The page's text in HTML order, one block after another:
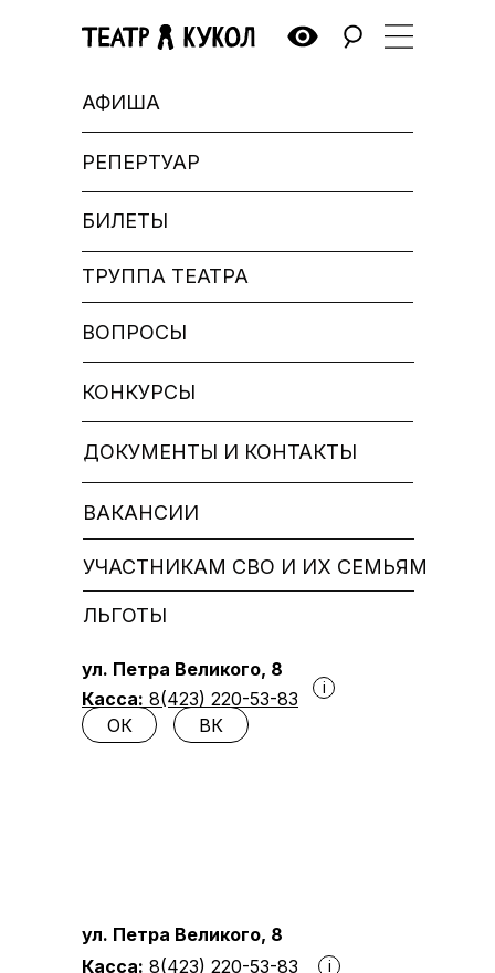
БИЛЕТЫ
РЕПЕРТУАР
АФИША
УЧАСТНИКАМ СВО И ИХ СЕМЬЯМ
ДОКУМЕНТЫ И КОНТАКТЫ
ул. Петра Великого, 8
Касса: 8(423) 220-53-83
ВАКАНСИИ
ВК
ОК
i
КОНКУРСЫ
ВОПРОСЫ
ТРУППА ТЕАТРА
ЛЬГОТЫ
ул. Петра Великого, 8
Касса: 8(423) 220-53-83
i